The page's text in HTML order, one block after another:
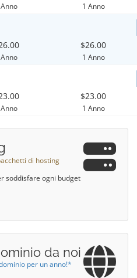
1 Anno
$26.00
1 Anno
$23.00
1 Anno
di hosting
soddisfare ogni budget
da noi
per un anno!*